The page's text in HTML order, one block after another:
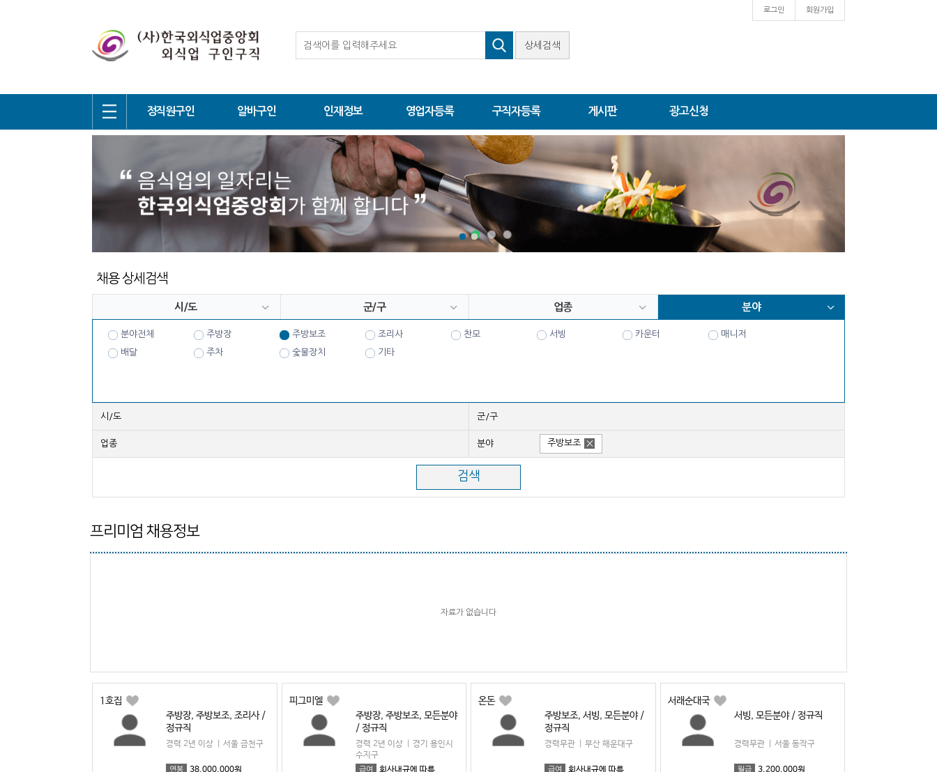
회원가입
로그인
상세검색
정직원구인 알바구인 인재정보 영업자등록 구직자등록 게시판 광고신청
채용 상세검색
시/도 군/구 업종 분야
분야전체 주방장 주방보조 조리사 찬모 서빙 카운터
매니저
배달
주차 숯불장치 기타
시/도 군/구
업종 분야 주방보조
프리미엄 채용정보
자료가 없습니다
1호집
주방장, 주방보조, 조리사 /
정규직
경력 2년 이상 서울 금천구
연봉 38,000,000원
피그미엘
주방장, 주방보조, 모든분야
/ 정규직
경력 2년 이상
경기 용인시
수지구
급여 회사내규에 따름
온돈
주방보조, 서빙, 모든분야 /
정규직
경력무관 부산 해운대구
급여 회사내규에 따름
서래순대국
서빙, 모든분야 / 정규직
경력무관 서울 동작구
월급 3,200,000원